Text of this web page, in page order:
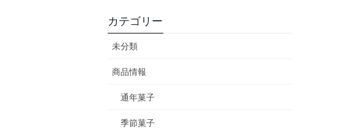
カテゴリー
未分類
商品情報
通年菓子
季節菓子